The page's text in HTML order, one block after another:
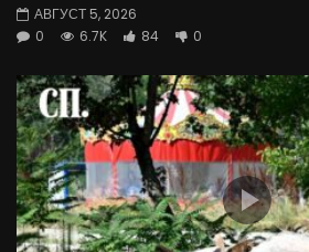
АВГУСТ 5, 2026
0
6.7K 84 0